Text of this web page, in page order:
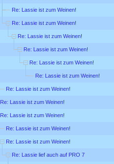
Re: Lassie ist zum Weinen!
Re: Lassie ist zum Weinen!
Re: Lassie ist zum Weinen!
Re: Lassie ist zum Weinen!
Re: Lassie ist zum Weinen!
Re: Lassie ist zum Weinen!
Re: Lassie ist zum Weinen!
Re: Lassie ist zum Weinen!
Re: Lassie ist zum Weinen!
Re: Lassie ist zum Weinen!
Re: Lassie ist zum Weinen!
Re: Lassie lief auch auf PRO 7